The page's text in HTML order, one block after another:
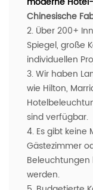
Chinesische
2. Über 200+
Spiegel, große
individuellen
3. Wir haben
wie Hilton,
sind verfügbar.
4. Es gibt keine
Gästezimmer
werden.